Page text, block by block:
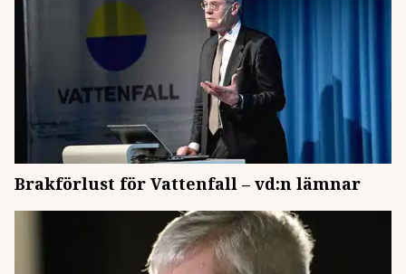
Brakförlust för Vattenfall – vd:n lämnar